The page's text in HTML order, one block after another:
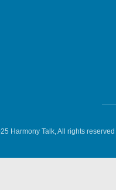
Harmony Talk, All rights reserved.